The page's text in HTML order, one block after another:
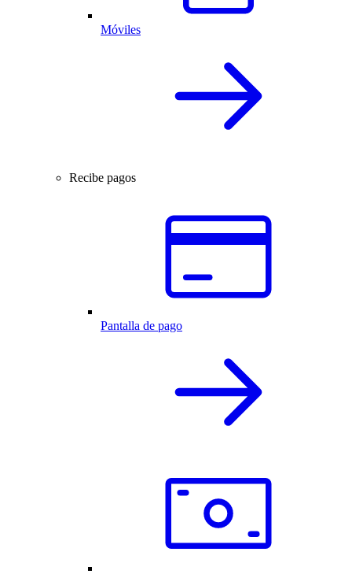
Móviles
Recibe pagos
Pantalla de pago